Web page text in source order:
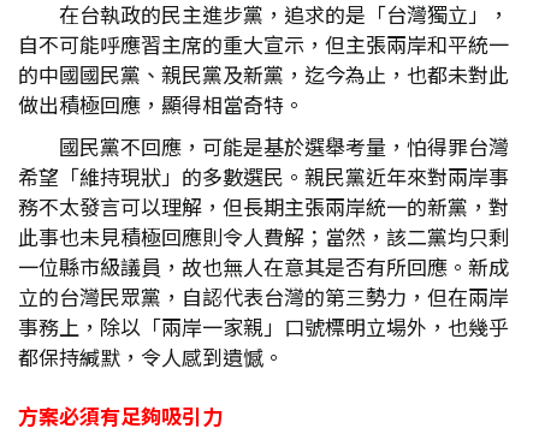
在台執政的民主進步黨，追求的是「台灣獨立」，
自不可能呼應習主席的重大宣示，但主張兩岸和平統一
的中國國民黨、親民黨及新黨，迄今為止，也都未對此
做出積極回應，顯得相當奇特。
國民黨不回應，可能是基於選舉考量，怕得罪台灣
希望「維持現狀」的多數選民。親民黨近年來對兩岸事
務不太發言可以理解，但長期主張兩岸統一的新黨，對
此事也未見積極回應則令人費解；當然，該二黨均只剩
一位縣市級議員，故也無人在意其是否有所回應。新成
立的台灣民眾黨，自認代表台灣的第三勢力，但在兩岸
事務上，除以「兩岸一家親」口號標明立場外，也幾乎
都保持緘默，令人感到遺憾。
方案必須有足夠吸引力